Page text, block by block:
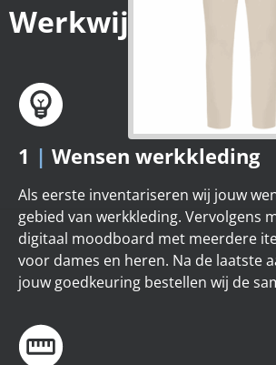
Werkwijze
1 | Wensen werkkleding
Als eerste inventariseren wij jouw
gebied van werkkleding. Vervolgens
digitaal moodboard met meerdere
voor dames en heren. Na de laatste
jouw goedkeuring bestellen wij de